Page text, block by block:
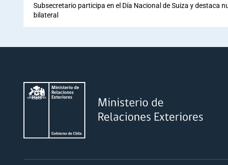
Subsecretario participa en el Día Nacional de Suiza y destaca
bilateral